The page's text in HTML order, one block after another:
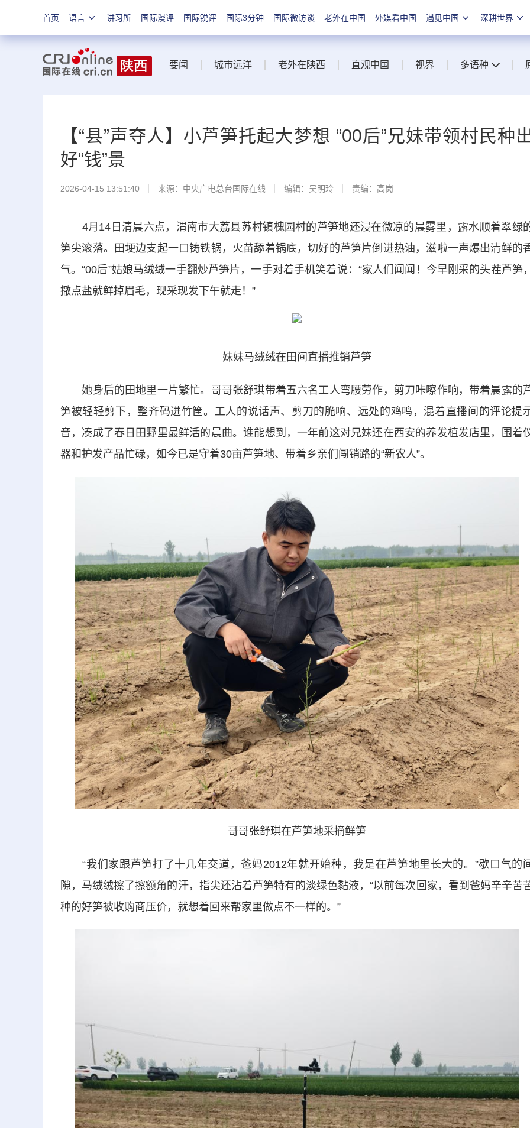
首页 语言 讲习所 国际漫评 国际锐评 国际3分钟 国际微访谈 老外在中国 外媒看中国 遇见中国 深耕世界
要闻 城市远洋 老外在陕西 直观中国 视界 多语种
【“县”声夺人】小芦笋托起大梦想 “00后”兄妹带领村民种
好“钱”景
2026-04-15 13:51:40 来源：中央广电总台国际在线 编辑：吴明玲 责编：高岗
4月14日清晨六点，渭南市大荔县苏村镇槐园村的芦笋地还浸在微凉的晨雾里，露水顺着翠绿
笋尖滚落。田埂边支起一口铸铁锅，火苗舔着锅底，切好的芦笋片倒进热油，滋啦一声爆出清鲜的
气。“00后”姑娘马绒绒一手翻炒芦笋片，一手对着手机笑着说：“家人们闻闻！今早刚采的头茬芦笋
撒点盐就鲜掉眉毛，现采现发下午就走！”
妹妹马绒绒在田间直播推销芦笋
她身后的田地里一片繁忙。哥哥张舒琪带着五六名工人弯腰劳作，剪刀咔嚓作响，带着晨露的
笋被轻轻剪下，整齐码进竹筐。工人的说话声、剪刀的脆响、远处的鸡鸣，混着直播间的评论提
音，凑成了春日田野里最鲜活的晨曲。谁能想到，一年前这对兄妹还在西安的养发植发店里，围着
器和护发产品忙碌，如今已是守着30亩芦笋地、带着乡亲们闯销路的“新农人”。
哥哥张舒琪在芦笋地采摘鲜笋
“我们家跟芦笋打了十几年交道，爸妈2012年就开始种，我是在芦笋地里长大的。”歇口气的
隙，马绒绒擦了擦额角的汗，指尖还沾着芦笋特有的淡绿色黏液，“以前每次回家，看到爸妈辛辛苦
种的好笋被收购商压价，就想着回来帮家里做点不一样的。”